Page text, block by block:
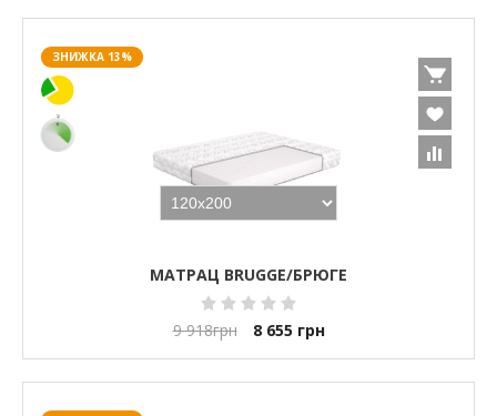
ЗНИЖКА 13%
МАТРАЦ BRUGGE/БРЮГЕ
9 918грн 8 655 грн